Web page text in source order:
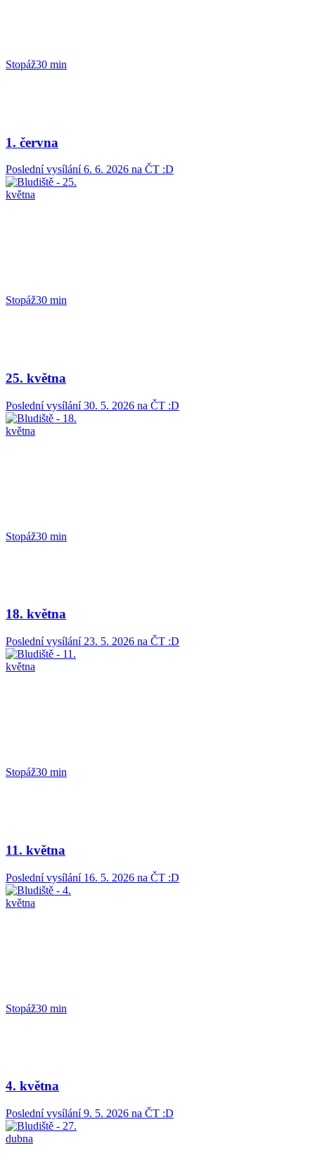
Stopáž30 min
1. června
Poslední vysílání6. 6. 2026 na ČT :D
Stopáž30 min
25. května
Poslední vysílání30. 5. 2026 na ČT :D
Stopáž30 min
18. května
Poslední vysílání 23. 5. 2026 na ČT :D
Stopáž30 min
11. května
Poslední vysílání 16. 5. 2026 na ČT :D
Stopáž30 min
4. května
Poslední vysílání9. 5. 2026 na ČT :D